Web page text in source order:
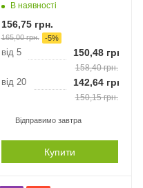
В наявності
156,75грн.
165,00грн. -5%
від 5 150,48грн.
158,40грн.
від 20 142,64грн.
150,15грн.
Відправимо завтра
Купити